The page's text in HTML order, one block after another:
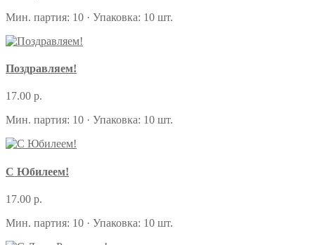
Мин. партия: 10 · Упаковка: 10 шт.
Поздравляем!
17.00 р.
Мин. партия: 10 · Упаковка: 10 шт.
С Юбилеем!
17.00 р.
Мин. партия: 10 · Упаковка: 10 шт.